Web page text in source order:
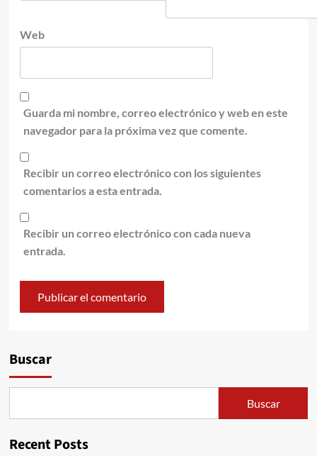
Web
Guarda mi nombre, correo electrónico y web en este
navegador para la próxima vez que comente.
Recibir un correo electrónico con los siguientes
comentarios a esta entrada.
Recibir un correo electrónico con cada nueva
entrada.
Buscar
Buscar
Recent Posts